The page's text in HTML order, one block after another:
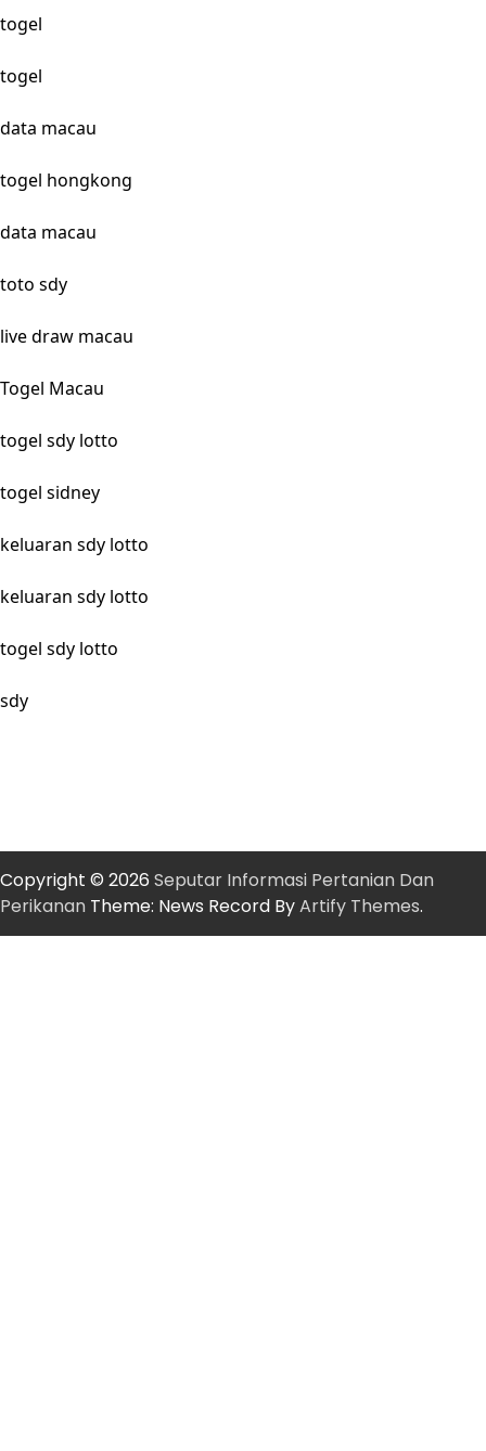
togel
togel
data macau
togel hongkong
data macau
toto sdy
live draw macau
Togel Macau
togel sdy lotto
togel sidney
keluaran sdy lotto
keluaran sdy lotto
togel sdy lotto
sdy
Copyright © 2026 Seputar Informasi Pertanian Dan
Perikanan Theme: News Record ByArtify Themes.